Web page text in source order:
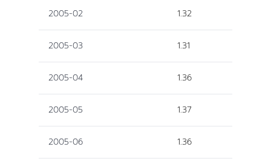
2005-02 1.32
2005-03 1.31
2005-04 1.36
2005-05 1.37
2005-06 1.36